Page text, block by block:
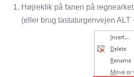
Højreklik på fanen på
(eller brug tastaturgenvejen ALT